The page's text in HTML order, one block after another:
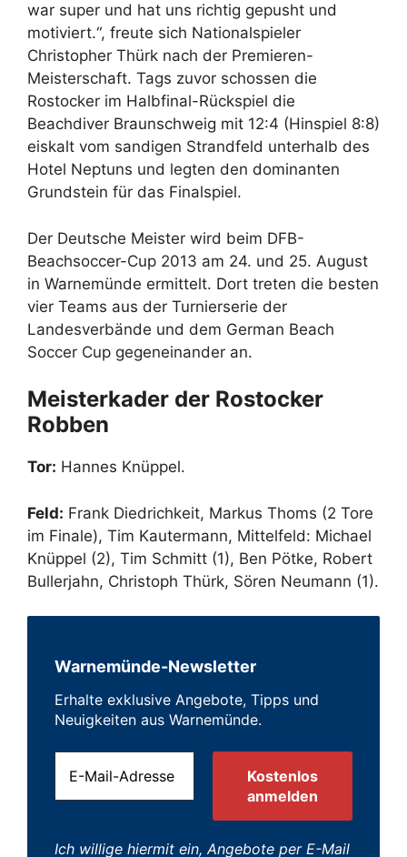
war super und hat uns richtig gepusht und
motiviert.“, freute sich Nationalspieler
Christopher Thürk nach der Premieren-
Meisterschaft. Tags zuvor schossen die
Rostocker im Halbfinal-Rückspiel die
Beachdiver Braunschweig mit 12:4 (Hinspiel 8:8)
eiskalt vom sandigen Strandfeld unterhalb des
Hotel Neptuns und legten den dominanten
Grundstein für das Finalspiel.
Der Deutsche Meister wird beim DFB-
Beachsoccer-Cup 2013 am 24. und 25. August
in Warnemünde ermittelt. Dort treten die besten
vier Teams aus der Turnierserie der
Landesverbände und dem German Beach
Soccer Cup gegeneinander an.
Meisterkader der Rostocker
Robben
Tor: Hannes Knüppel.
Feld: Frank Diedrichkeit, Markus Thoms (2 Tore
im Finale), Tim Kautermann, Mittelfeld: Michael
Knüppel (2), Tim Schmitt (1), Ben Pötke, Robert
Bullerjahn, Christoph Thürk, Sören Neumann (1).
Warnemünde-Newsletter
Erhalte exklusive Angebote, Tipps und
Neuigkeiten aus Warnemünde.
Ich willige hiermit ein, Angebote per E-Mail